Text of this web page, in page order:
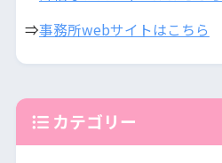
⇒事務所webサイトはこちら
カテゴリー